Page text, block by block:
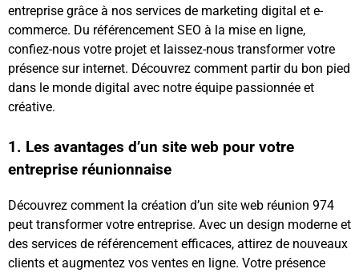
entreprise grâce à nos services de marketing digital et e-
commerce. Du référencement SEO à la mise en ligne,
confiez-nous votre projet et laissez-nous transformer votre
présence sur internet. Découvrez comment partir du bon pied
dans le monde digital avec notre équipe passionnée et
créative.
1. Les avantages d’un site web pour votre
entreprise réunionnaise
Découvrez comment la création d’un site web réunion 974
peut transformer votre entreprise. Avec un design moderne et
des services de référencement efficaces, attirez de nouveaux
clients et augmentez vos ventes en ligne. Votre présence